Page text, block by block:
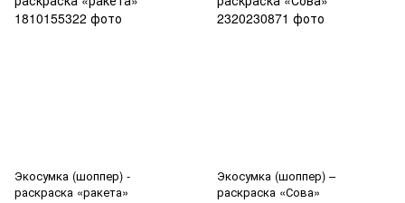
Экосумка (шоппер) -
раскраска «ракета»
Экосумка (шоппер) –
раскраска «Сова»